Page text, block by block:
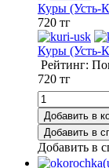
Куры (Усть-
720 тг
Куры (Усть-
Рейтинг:
720 тг
Добавить в
Добавить в
Добавить в